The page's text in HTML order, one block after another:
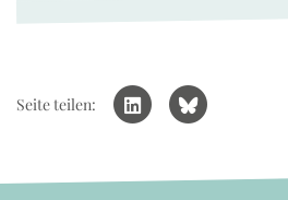
Seite teilen: